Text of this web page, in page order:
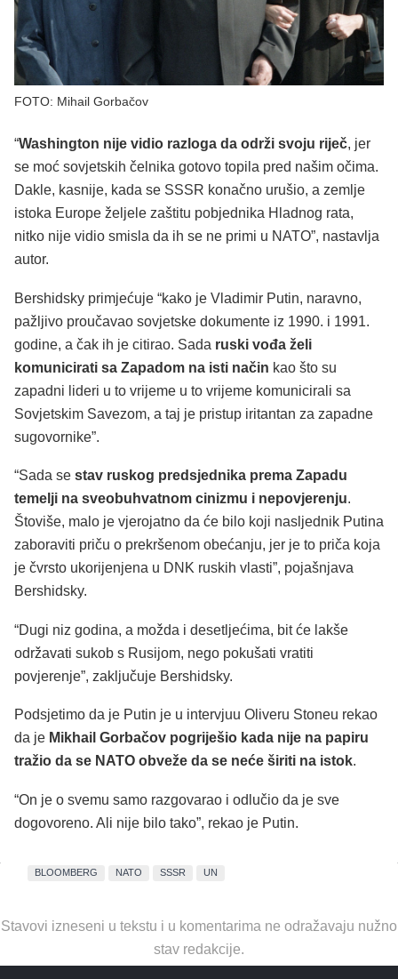
FOTO: Mihail Gorbačov
“Washington nije vidio razloga da održi svoju riječ, jer
se moć sovjetskih čelnika gotovo topila pred našim očima.
Dakle, kasnije, kada se SSSR konačno urušio, a zemlje
istoka Europe željele zaštitu pobjednika Hladnog rata,
nitko nije vidio smisla da ih se ne primi u NATO”, nastavlja
autor.
Bershidsky primjećuje “kako je Vladimir Putin, naravno,
pažljivo proučavao sovjetske dokumente iz 1990. i 1991.
godine, a čak ih je citirao. Sada ruski vođa želi
komunicirati sa Zapadom na isti način kao što su
zapadni lideri u to vrijeme u to vrijeme komunicirali sa
Sovjetskim Savezom, a taj je pristup iritantan za zapadne
sugovornike”.
“Sada se stav ruskog predsjednika prema Zapadu
temelji na sveobuhvatnom cinizmu i nepovjerenju.
Štoviše, malo je vjerojatno da će bilo koji nasljednik Putina
zaboraviti priču o prekršenom obećanju, jer je to priča koja
je čvrsto ukorijenjena u DNK ruskih vlasti”, pojašnjava
Bershidsky.
“Dugi niz godina, a možda i desetljećima, bit će lakše
održavati sukob s Rusijom, nego pokušati vratiti
povjerenje”, zaključuje Bershidsky.
Podsjetimo da je Putin je u intervjuu Oliveru Stoneu rekao
da je Mikhail Gorbačov pogriješio kada nije na papiru
tražio da se NATO obveže da se neće širiti na istok.
“On je o svemu samo razgovarao i odlučio da je sve
dogovoreno. Ali nije bilo tako”, rekao je Putin.
BLOOMBERG NATO SSSR UN
Stavovi izneseni u tekstu i u komentarima ne odražavaju nužno
stav redakcije.